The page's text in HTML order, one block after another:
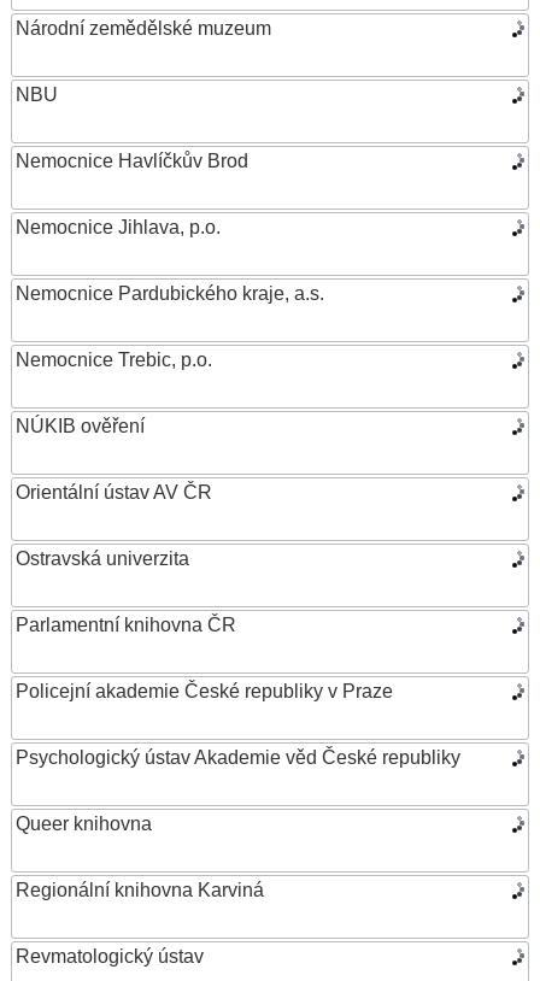
Národní zemědělské muzeum
NBU
Nemocnice Havlíčkův Brod
Nemocnice Jihlava, p.o.
Nemocnice Pardubického kraje, a.s.
Nemocnice Trebic, p.o.
NÚKIB ověření
Orientální ústav AV ČR
Ostravská univerzita
Parlamentní knihovna ČR
Policejní akademie České republiky v Praze
Psychologický ústav Akademie věd České republiky
Queer knihovna
Regionální knihovna Karviná
Revmatologický ústav